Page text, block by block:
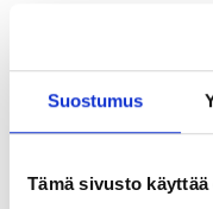
Suostumus
Tämä sivusto käyttää
näytöksissä
yleensä 1–3 vuotta
(yleinen tai laaja
Edistyneet